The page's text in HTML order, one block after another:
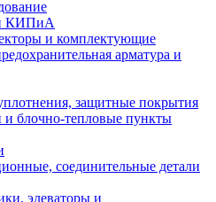
КИПиА
и комплектующие
арматура и
защитные покрытия
блочно-тепловые пункты
соединительные детали
элеваторы и